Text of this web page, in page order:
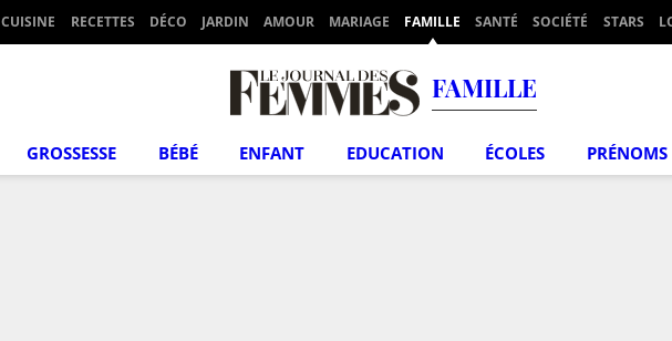
CUISINE RECETTES DÉCO JARDIN AMOUR MARIAGE FAMILLE SANTÉ SOCIÉTÉ STARS
FAMILLE
GROSSESSE BÉBÉ ENFANT EDUCATION ÉCOLES PRÉNOMS